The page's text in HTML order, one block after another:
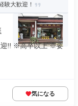
験大歓迎！
迎!! ※高卒以上 ※要
気になる